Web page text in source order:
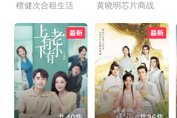
檀健次合租生活 黄晓明芯片商战